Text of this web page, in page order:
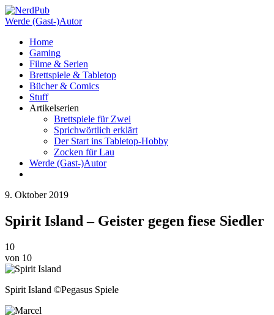
Werde (Gast-)Autor
Home
Gaming
Filme & Serien
Brettspiele & Tabletop
Bücher & Comics
Stuff
Artikelserien
Brettspiele für Zwei
Sprichwörtlich erklärt
Der Start ins Tabletop-Hobby
Zocken für Lau
Werde (Gast-)Autor
9. Oktober 2019
Spirit Island – Geister gegen fiese Siedler
10
von 10
Spirit Island ©Pegasus Spiele